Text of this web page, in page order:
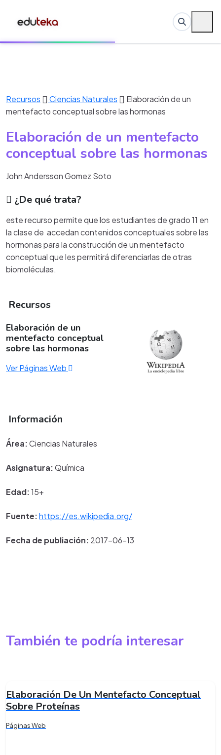
Recursos Ciencias Naturales
Elaboración de un
mentefacto conceptual sobre las hormonas
Elaboración de un mentefacto
conceptual sobre las hormonas
John Andersson Gomez Soto
¿De qué trata?
este recurso permite que los estudiantes de grado 11 en
la clase de accedan contenidos conceptuales sobre las
hormonas para la construcción de un mentefacto
conceptual que les permitirá diferenciarlas de otras
biomoléculas.
Recursos
Elaboración de un
mentefacto conceptual
sobre las hormonas
Ver Páginas Web
Información
Área:Ciencias Naturales
Asignatura:Química
Edad:15+
Fuente:https://es.wikipedia.org/
Fecha de publiación: 2017-06-13
También te podría interesar
Elaboración De Un Mentefacto Conceptual
Sobre Proteínas
Páginas Web